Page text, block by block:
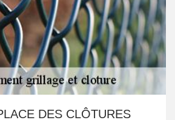
DES CLÔTURES